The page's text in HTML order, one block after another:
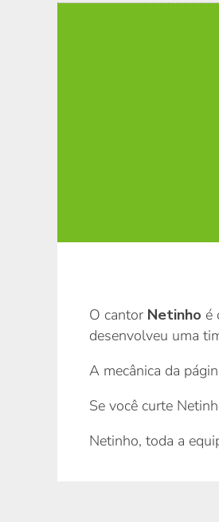
O cantor Netinho é
desenvolveu uma
A mecânica da
Se você curte
Netinho, toda a